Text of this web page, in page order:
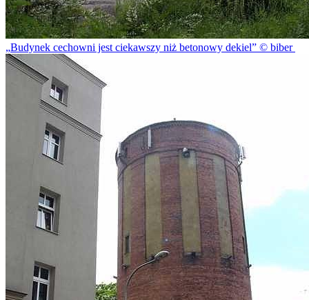
Budynek cechowni jest ciekawszy niż betonowy dekiel © biber